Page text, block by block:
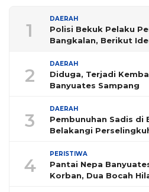
1
DAERAH
Polisi Bekuk Pelaku
Bangkalan, Berikut
2
DAERAH
Diduga, Terjadi
Banyuates Sampang
3
DAERAH
Pembunuhan Sadis di
Belakangi
4
PERISTIWA
Pantai Nepa
Korban, Dua Bocah